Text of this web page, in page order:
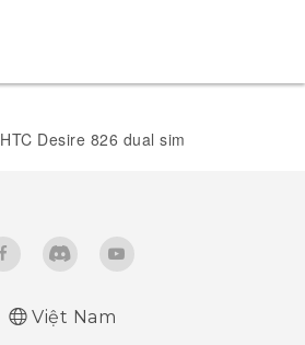
HTC Desire 826 dual sim‎
Việt Nam